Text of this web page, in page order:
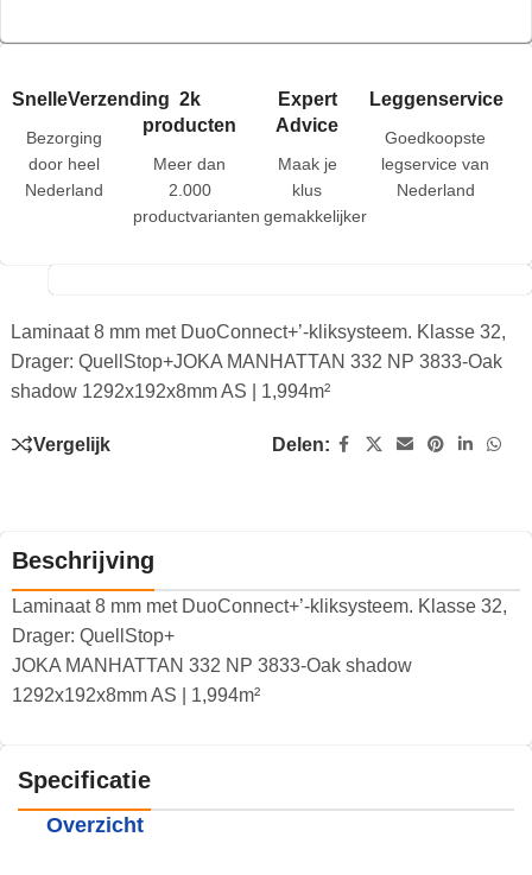
SnelleVerzending
Bezorging
door heel
Nederland
2k
producten
Meer dan
2.000
productvarianten
Expert
Advice
Maak je
klus
gemakkelijker
Leggenservice
Goedkoopste
legservice van
Nederland
Laminaat 8 mm met DuoConnect+’-kliksysteem. Klasse 32,
Drager: QuellStop+JOKA MANHATTAN 332 NP 3833-Oak
shadow 1292x192x8mm AS | 1,994m²
Vergelijk Delen:
Beschrijving
Laminaat 8 mm met DuoConnect+’-kliksysteem. Klasse 32,
Drager: QuellStop+
JOKA MANHATTAN 332 NP 3833-Oak shadow
1292x192x8mm AS | 1,994m²
Specificatie
Overzicht